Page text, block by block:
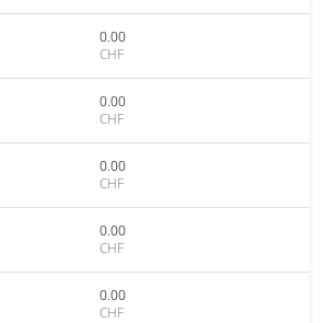
0.00
CHF
0.00
CHF
0.00
CHF
0.00
CHF
0.00
CHF